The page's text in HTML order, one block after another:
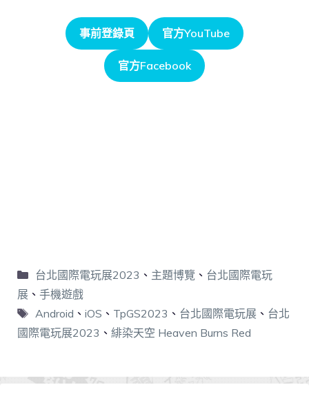
事前登錄頁 官方YouTube
官方Facebook
台北國際電玩展2023 、 主題博覽 、 台北國際電玩
展 、 手機遊戲
Android 、 iOS 、 TpGS2023 、 台北國際電玩展、 台北
國際電玩展2023 、 緋染天空 Heaven Burns Red